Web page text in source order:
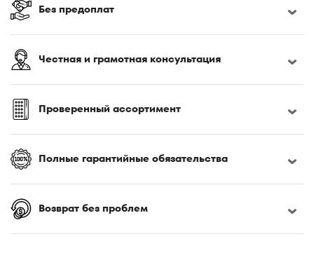
Без предоплат
Честная и грамотная консультация
Проверенный ассортимент
Полные гарантийные обязательства
Возврат без проблем